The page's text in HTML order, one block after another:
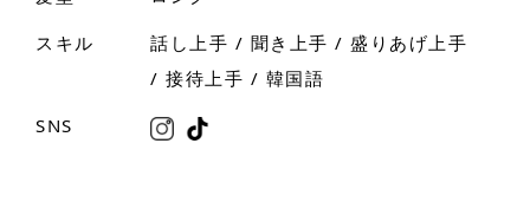
スキル
話し上手 / 聞き上手 / 盛りあげ上手
/ 接待上手 / 韓国語
SNS